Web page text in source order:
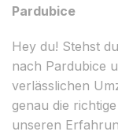
Pardubice
Hey du! Stehst
nach Pardubice
verlässlichen
genau die
unseren